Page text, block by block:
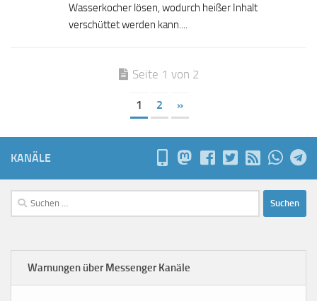
Wasserkocher lösen, wodurch heißer Inhalt
verschüttet werden kann....
Seite 1 von 2
1 2 »
KANÄLE
Suchen
nach:
Warnungen über Messenger Kanäle